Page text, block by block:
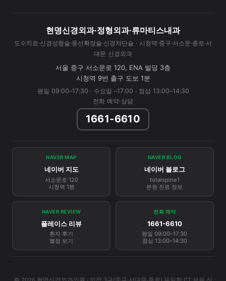
현명신경외과·정형외과·류마티스내과
도수치료·신경성형술·풍선확장술·신경차단술 · 시청역·중구·서소문·종로·서
대문 신경외과
서울 중구 서소문로 120, ENA 빌딩 3층
시청역 9번 출구 도보 1분
평일 09:00–17:30 · 수요일 –17:00 · 점심 13:00–14:30
전화 예약·상담
1661-6610
NAVER MAP
네이버 지도
서소문로 120
시청역 1분
NAVER BLOG
네이버 블로그
totalspine1
본원 진료 정보
NAVER REVIEW
플레이스 리뷰
환자 후기
별점 보기
전화 예약
1661-6610
평일 09:00–17:30
점심 13:00–14:30